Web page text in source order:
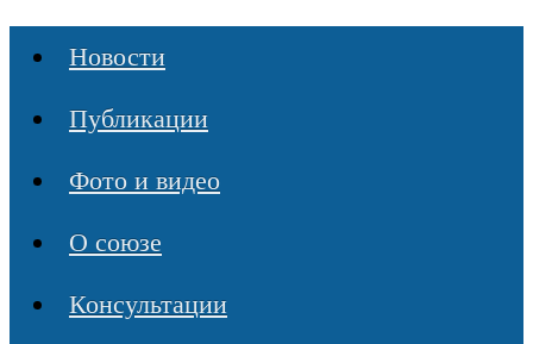
Новости
Публикации
Фото и видео
О союзе
Консультации